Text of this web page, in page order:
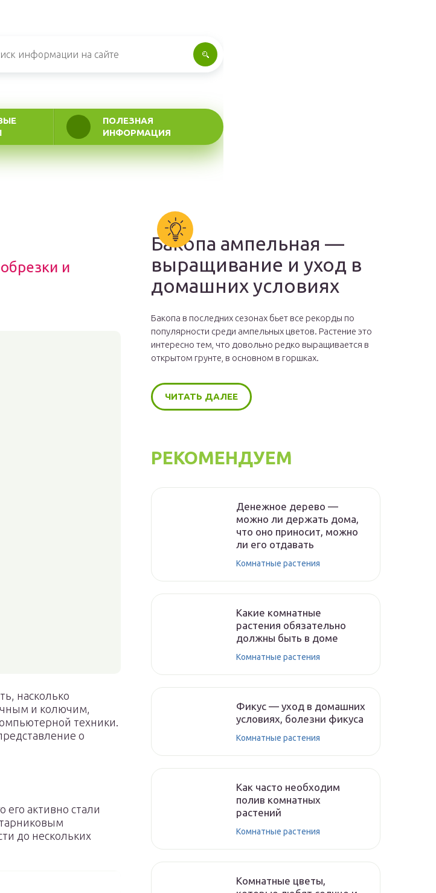
ПОЛЕЗНАЯ
ИНФОРМАЦИЯ
и
насколько
и колючим,
техники.
о
активно стали
до нескольких
Бакопа ампельная —
выращивание и уход в
домашних условиях
Бакопа в последних сезонах бьет все рекорды по
популярности среди ампельных цветов. Растение это
интересно тем, что довольно редко выращивается в
открытом грунте, в основном в горшках.
ЧИТАТЬ ДАЛЕЕ
РЕКОМЕНДУЕМ
Денежное дерево —
можно ли держать дома,
что оно приносит, можно
ли его отдавать
Комнатные растения
Какие комнатные
растения обязательно
должны быть в доме
Комнатные растения
Фикус — уход в домашних
условиях, болезни фикуса
Комнатные растения
Как часто необходим
полив комнатных
растений
Комнатные растения
Комнатные цветы,